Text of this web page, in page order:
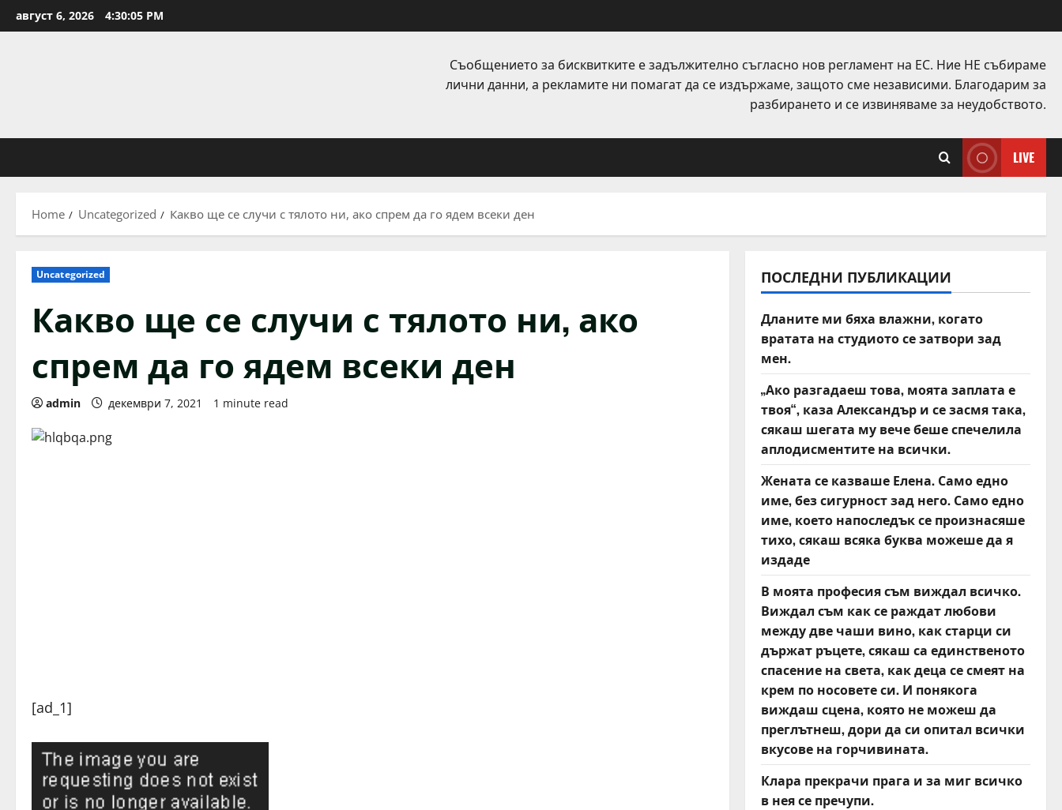
to
август 6, 2026 4:30:06 PM
Съобщението за бисквитките е задължително съгласно нов регламент на ЕС. Ние НЕ събираме
лични данни, а рекламите ни помагат да се издържаме, защото сме независими. Благодарим за
разбирането и се извиняваме за неудобството.
LIVE
Home Uncategorized Какво ще се случи с тялото ни, ако спрем да го ядем всеки ден
Uncategorized
Какво ще се случи с тялото ни, ако
спрем да го ядем всеки ден
admin декември 7, 2021 1 minute read
[ad_1]
ПОСЛЕДНИ ПУБЛИКАЦИИ
Дланите ми бяха влажни, когато
вратата на студиото се затвори зад
мен.
„Ако разгадаеш това, моята заплата е
твоя“, каза Александър и се засмя така,
сякаш шегата му вече беше спечелила
аплодисментите на всички.
Жената се казваше Елена. Само едно
име, без сигурност зад него. Само едно
име, което напоследък се произнасяше
тихо, сякаш всяка буква можеше да я
издаде
В моята професия съм виждал всичко.
Виждал съм как се раждат любови
между две чаши вино, как старци си
държат ръцете, сякаш са единственото
спасение на света, как деца се смеят на
крем по носовете си. И понякога
виждаш сцена, която не можеш да
преглътнеш, дори да си опитал всички
вкусове на горчивината.
Клара прекрачи прага и за миг всичко
в нея се пречупи.